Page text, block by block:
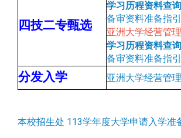
四技二专甄选
学习历程资料查询
备审资料准备指引
亚洲大学经营管
学习历程资料查询
备审资料准备指引
分发入学 亚洲大学经营管
本校招生处 113学年度大学申请入学准